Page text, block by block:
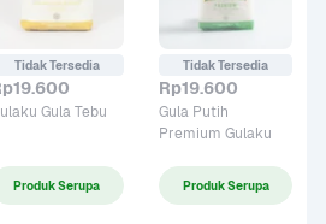
Tidak Tersedia
Produk Serupa
Tidak Tersedia
Rp19.600
Gula Putih
Premium Gulaku
Produk Serupa